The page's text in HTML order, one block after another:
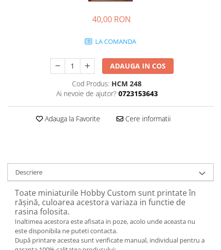
40,00 RON
LA COMANDA
ADAUGA IN COS
Cod Produs: HCM 248
Ai nevoie de ajutor? 0723153643
Adauga la Favorite Cere informatii
Descriere
Toate miniaturile Hobby Custom sunt printate în
rășină, culoarea acestora variaza in functie de
rasina folosita.
Inaltimea acestora este afisata in poze, acolo unde aceasta nu
este disponibila ne puteti contacta.
După printare acestea sunt verificate manual, individual pentru a